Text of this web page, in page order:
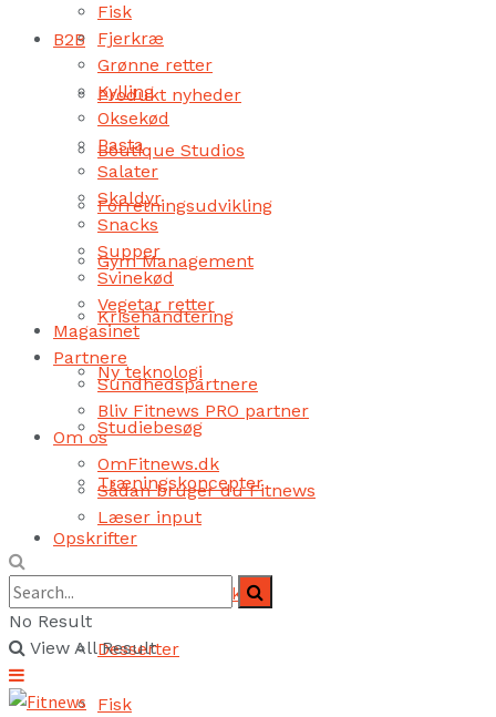
B2B
Produkt nyheder
Boutique Studios
Forretningsudvikling
Gym Management
Krisehåndtering
Ny teknologi
Studiebesøg
Træningskoncepter
Opskrifter
Brød og bagværk
Desserter
Fisk
Fisk
Fjerkræ
Grønne retter
Kylling
Oksekød
Pasta
Salater
Skaldyr
Snacks
Supper
Svinekød
Vegetar retter
Magasinet
Partnere
Sundhedspartnere
Bliv Fitnews PRO partner
Om os
OmFitnews.dk
Sådan bruger du Fitnews
Læser input
No Result
View All Result